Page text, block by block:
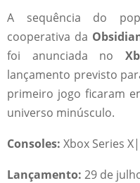
A sequência do
cooperativa da
foi anunciada no
lançamento previsto
primeiro jogo ficaram
universo minúsculo.
Consoles: Xbox Series
Lançamento: 29 de